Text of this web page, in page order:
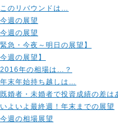
このリバウンドは…
週の展望
週の展望
急・今夜～明日の展望】
週の展望】
2016年の相場は…？
年末年始持ち越しは…
既婚者・未婚者で投資成績の差は
いよいよ最終週！年末までの展望
週の相場展望